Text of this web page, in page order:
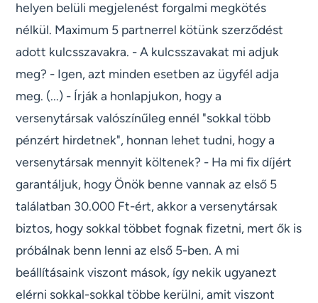
helyen belüli megjelenést forgalmi megkötés
nélkül. Maximum 5 partnerrel kötünk szerződést
adott kulcsszavakra. - A kulcsszavakat mi adjuk
meg? - Igen, azt minden esetben az ügyfél adja
meg. (...) - Írják a honlapjukon, hogy a
versenytársak valószínűleg ennél "sokkal több
pénzért hirdetnek", honnan lehet tudni, hogy a
versenytársak mennyit költenek? - Ha mi fix díjért
garantáljuk, hogy Önök benne vannak az első 5
találatban 30.000 Ft-ért, akkor a versenytársak
biztos, hogy sokkal többet fognak fizetni, mert ők is
próbálnak benn lenni az első 5-ben. A mi
beállításaink viszont mások, így nekik ugyanezt
elérni sokkal-sokkal többe kerülni, amit viszont